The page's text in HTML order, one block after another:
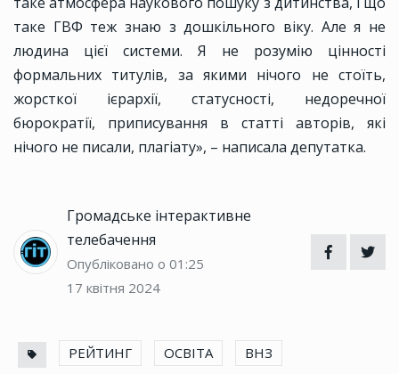
таке ГВФ теж знаю з дошкільного віку. Але я не
людина цієї системи. Я не розумію цінності
формальних титулів, за якими нічого не стоїть,
жорсткої ієрархії, статусності, недоречної
бюрократії, приписування в статті авторів, які
нічого не писали, плагіату», – написала депутатка.
Громадське інтерактивне
телебачення
Опубліковано о 01:25
17 квітня 2024
РЕЙТИНГ ОСВІТА ВНЗ